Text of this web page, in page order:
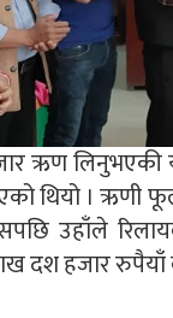
ऋण लिनुभएकी
थियो । ऋणी
उहाँले
दश हजार रुपैयाँ